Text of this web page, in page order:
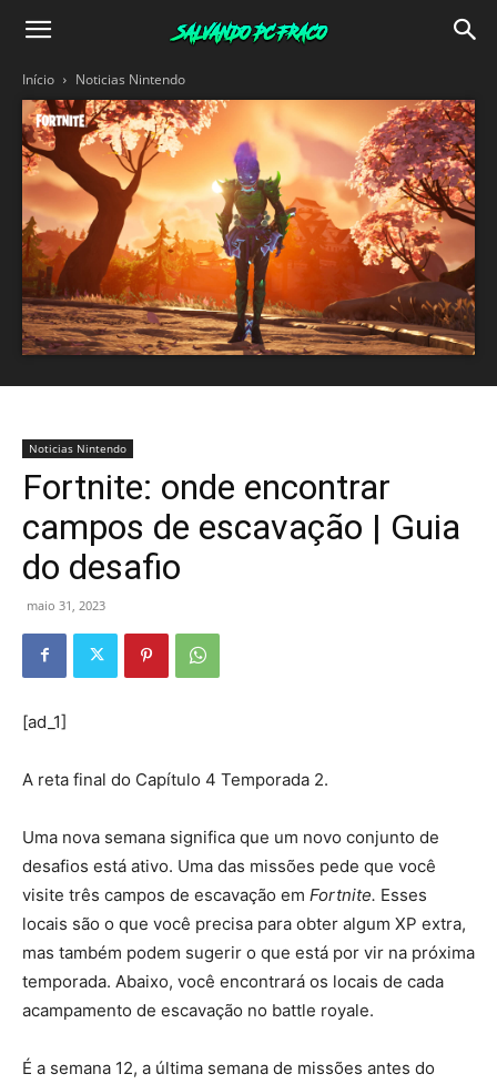
Salvando
Fraco
Início Noticias Nintendo
Noticias Nintendo
Fortnite: onde encontrar
campos de escavação | Guia
do desafio
maio 31, 2023
[ad_1]
A reta final do Capítulo 4 Temporada 2.
Uma nova semana significa que um novo conjunto de
desafios está ativo. Uma das missões pede que você
visite três campos de escavação em Fortnite. Esses
locais são o que você precisa para obter algum XP extra,
mas também podem sugerir o que está por vir na próxima
temporada. Abaixo, você encontrará os locais de cada
acampamento de escavação no battle royale.
É a semana 12, a última semana de missões antes do